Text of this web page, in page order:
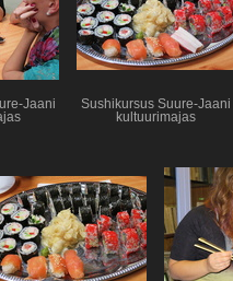
Jaani
Sushikursus Suure-Jaani
kultuurimajas